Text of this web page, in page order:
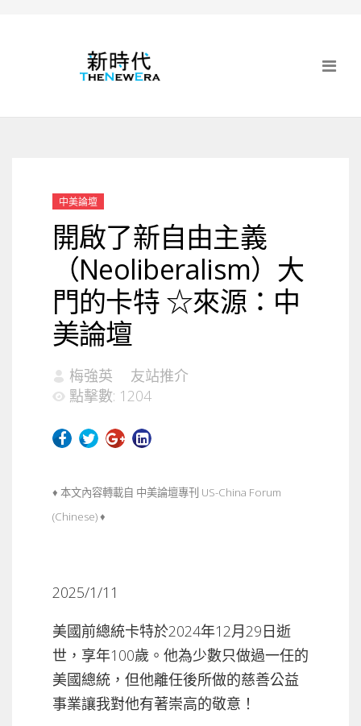
中美論壇
開啟了新自由主義
（Neoliberalism）大
門的卡特 ☆來源：中
美論壇
梅強英
友站推介
點擊數: 1204
♦ 本文內容轉載自 中美論壇專刊 US-China Forum
(Chinese)♦
2025/1/11
美國前總統卡特於2024年12月29日逝
世，享年100歲。他為少數只做過一任的
美國總統，但他離任後所做的慈善公益
事業讓我對他有著崇高的敬意！